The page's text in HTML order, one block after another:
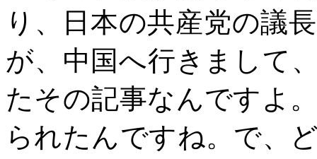
り、日本の共産党の議
が、中国へ行きまして
たその記事なんですよ
られたんですね。で、